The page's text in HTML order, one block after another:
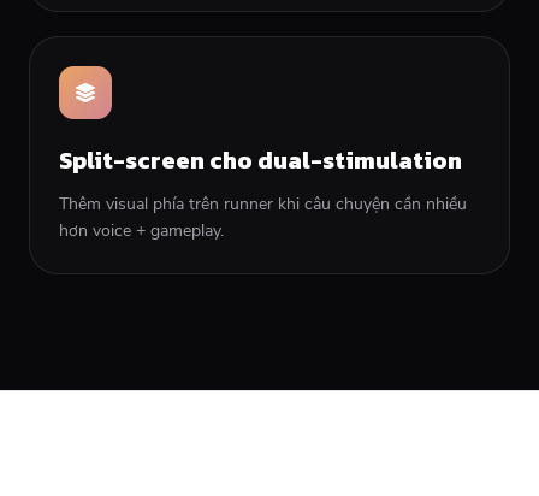
Split-screen cho dual-stimulation
Thêm visual phía trên runner khi câu chuyện cần nhiều
hơn voice + gameplay.